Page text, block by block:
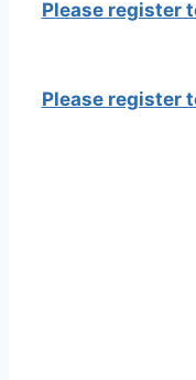
Please register
Please register